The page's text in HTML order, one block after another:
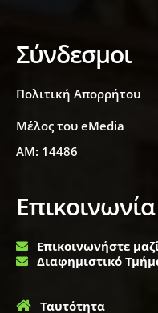
Σύνδεσμοι
Πολιτική Απορρήτου
Μέλος του eMedia
ΑΜ: 14486
Επικοινωνία
Επικοινωνήστε
Διαφημιστικό
Ταυτότητα